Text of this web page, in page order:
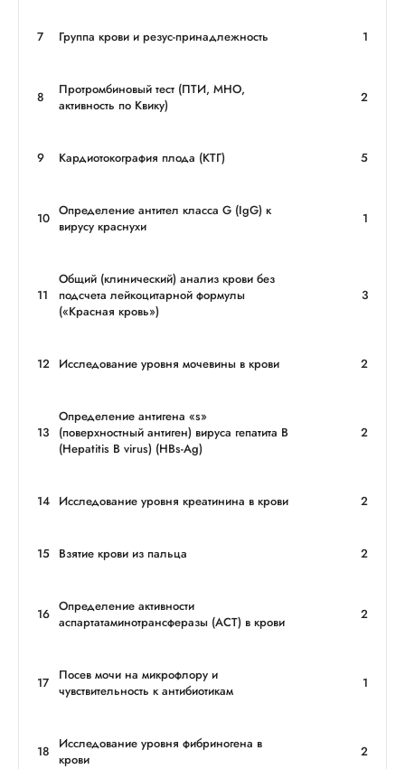
7 Группа крови и резус-принадлежность 1
8
Протромбиновый тест (ПТИ, МНО,
активность по Квику)
2
9 Кардиотокография плода (КТГ) 5
10 Определение антител класса G (IgG) к
вирусу краснухи
1
11
Общий (клинический) анализ крови без
подсчета лейкоцитарной формулы
(«Красная кровь»)
3
12 Исследование уровня мочевины в крови 2
13
Определение антигена «s»
(поверхностный антиген) вируса гепатита В
(Hepatitis B virus) (HBs-Ag)
2
14 Исследование уровня креатинина в крови 2
15 Взятие крови из пальца 2
16 Определение активности
аспартатаминотрансферазы (АСТ) в крови
2
17
Посев мочи на микрофлору и
чувствительность к антибиотикам
1
18
Исследование уровня фибриногена в
крови
2